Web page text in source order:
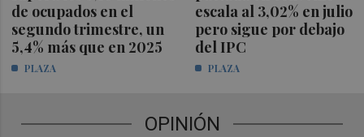
de ocupados en el
segundo trimestre, un
5,4% más que en 2025
PLAZA
escala al 3,02% en julio,
pero sigue por debajo
del IPC
PLAZA
OPINIÓN